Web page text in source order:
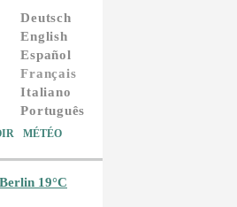
Deutsch
English
Español
Français
Italiano
Português
MÉTÉO
19°C